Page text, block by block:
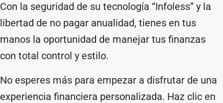
Con la seguridad de su tecnología “Infoless” y la
libertad de no pagar anualidad, tienes en tus
manos la oportunidad de manejar tus finanzas
con total control y estilo.
No esperes más para empezar a disfrutar de una
experiencia financiera personalizada. Haz clic en